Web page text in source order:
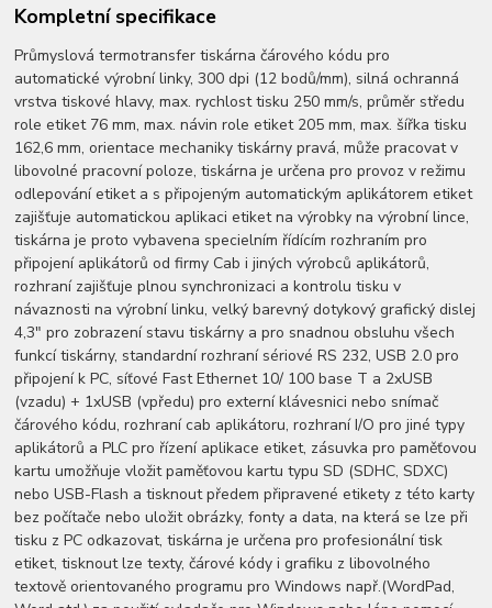
Kompletní specifikace
Průmyslová termotransfer tiskárna čárového kódu pro
automatické výrobní linky, 300 dpi (12 bodů/mm), silná ochranná
vrstva tiskové hlavy, max. rychlost tisku 250 mm/s, průměr středu
role etiket 76 mm, max. návin role etiket 205 mm, max. šířka tisku
162,6 mm, orientace mechaniky tiskárny pravá, může pracovat v
libovolné pracovní poloze, tiskárna je určena pro provoz v režimu
odlepování etiket a s připojeným automatickým aplikátorem etiket
zajišťuje automatickou aplikaci etiket na výrobky na výrobní lince,
tiskárna je proto vybavena specielním řídícím rozhraním pro
připojení aplikátorů od firmy Cab i jiných výrobců aplikátorů,
rozhraní zajišťuje plnou synchronizaci a kontrolu tisku v
návaznosti na výrobní linku, velký barevný dotykový grafický dislej
4,3" pro zobrazení stavu tiskárny a pro snadnou obsluhu všech
funkcí tiskárny, standardní rozhraní sériové RS 232, USB 2.0 pro
připojení k PC, síťové Fast Ethernet 10/ 100 base T a 2xUSB
(vzadu) + 1xUSB (vpředu) pro externí klávesnici nebo snímač
čárového kódu, rozhraní cab aplikátoru, rozhraní I/O pro jiné typy
aplikátorů a PLC pro řízení aplikace etiket, zásuvka pro paměťovou
kartu umožňuje vložit paměťovou kartu typu SD (SDHC, SDXC)
nebo USB-Flash a tisknout předem připravené etikety z této karty
bez počítače nebo uložit obrázky, fonty a data, na která se lze při
tisku z PC odkazovat, tiskárna je určena pro profesionální tisk
etiket, tisknout lze texty, čárové kódy i grafiku z libovolného
textově orientovaného programu pro Windows např.(WordPad,